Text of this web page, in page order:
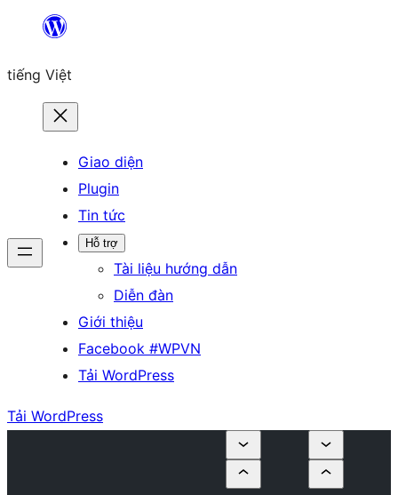
Chuyển
phần
tiếng Việt
Giao diện
Plugin
Tin tức
Hỗ trợ
Tài liệu hướng dẫn
Diễn đàn
Giới thiệu
Facebook #WPVN
Tải WordPress
Tải WordPress